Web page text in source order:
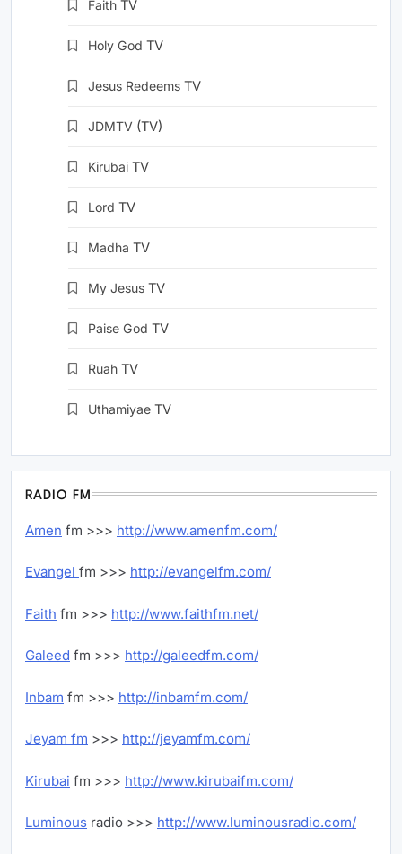
Faith TV
Holy God TV
Jesus Redeems TV
JDMTV (TV)
Kirubai TV
Lord TV
Madha TV
My Jesus TV
Paise God TV
Ruah TV
Uthamiyae TV
RADIO FM
Amen fm >>> http://www.amenfm.com/
Evangel fm >>> http://evangelfm.com/
Faith fm >>> http://www.faithfm.net/
Galeed fm >>> http://galeedfm.com/
Inbam fm >>> http://inbamfm.com/
Jeyam fm >>> http://jeyamfm.com/
Kirubai fm >>> http://www.kirubaifm.com/
Luminous radio >>> http://www.luminousradio.com/